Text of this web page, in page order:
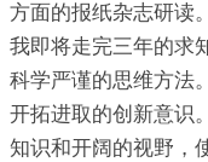
方面的报纸杂志研读
我即将走完三年的求
科学严谨的思维方法
开拓进取的创新意识
知识和开阔的视野，